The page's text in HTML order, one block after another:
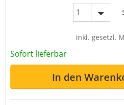
inkl. gesetzl.
Sofort lieferbar
In den